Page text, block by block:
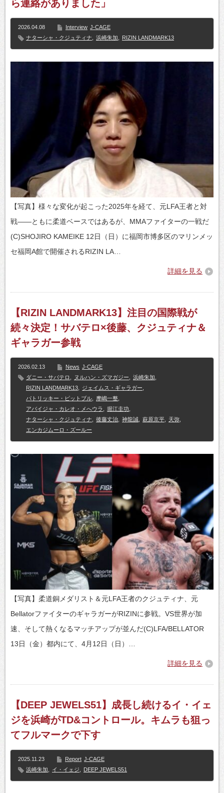
ら連絡がありました」
2026.04.08 Interview J-CAGE
ナターシャ・クジュティナ
浜崎朱加 RIZIN LANDMARK13
【写真】様々な変化が起こった2025年を経て、元LFA王者と対
戦——ともに柔道ベースではあるが、MMAファイターの一戦だ
(C)SHOJIRO KAMEIKE 12日（日）に福岡市博多区のマリンメッ
セ福岡A館で開催されるRIZIN LA…
詳細を見る
【RIZIN LANDMARK13】注目の国際戦が
続々決定！サバテロ×後藤、クジュティナ＆
ギャラガー参戦
2026.02.13 News J-CAGE
ダニー・サバテロ
ヌルハン・ズマガジー 浜崎朱加
RIZIN LANDMARK13
ジェイムス・ギャラガー
パトリッキー・ピットブル
摩嶋一整
アバイジャ・カレオ・メへウラ
堀江圭功
ナターシャ・クジュティナ
後藤丈治 神龍誠 萩原京平 天弥
エンカジムーロ・ズールー
【写真】柔道銅メダリスト＆元LFA王者のクジュティナ、元
BellatorファイターのギャラガーがRIZINに参戦。VS世界が加
速、そして熱くなるマッチアップが並んだ(C)LFA/BELLATOR
13日（金）都内にて、4月12日（日）…
詳細を見る
【DEEP JEWELS51】成長し続けるイ・イェ
ジを浜崎がTD&コントロール。キムラも狙っ
てフルマークで下す
2025.11.23 Report J-CAGE
浜崎朱加
イ・イェジ DEEP JEWELS51